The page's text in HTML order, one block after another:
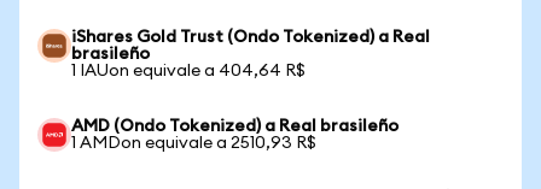
iShares Gold Trust (Ondo Tokenized) a Real
brasileño
1 IAUon equivale a 404,64 R$
AMD (Ondo Tokenized) a Real brasileño
1 AMDon equivale a 2510,93 R$